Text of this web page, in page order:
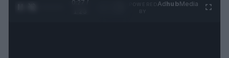
0:28 /
AdhubMedia